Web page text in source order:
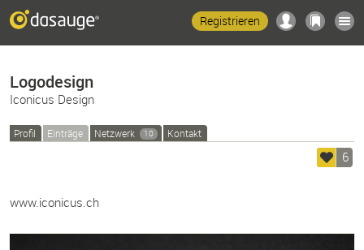
Registrieren
Logodesign
Iconicus Design
Profil Einträge Netzwerk 10 Kontakt
6
www.iconicus.ch